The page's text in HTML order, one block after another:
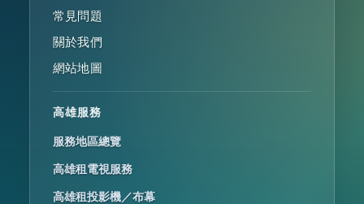
常見問題
關於我們
網站地圖
高雄服務
服務地區總覽
高雄租電視服務
高雄租投影機／布幕